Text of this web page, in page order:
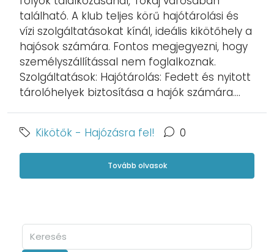
található. A klub teljes körű hajótárolási és
vízi szolgáltatásokat kínál, ideális kikötőhely a
hajósok számára. Fontos megjegyezni, hogy
személyszállítással nem foglalkoznak.
Szolgáltatások: Hajótárolás: Fedett és nyitott
tárolóhelyek biztosítása a hajók számára....
Kikötők - Hajózásra fel! 0
Tovább olvasok